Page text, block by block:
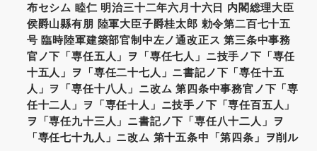
布セシム 睦仁 明治三十二年六月十六日 内閣総理大臣
侯爵山縣有朋 陸軍大臣子爵桂太郎 勅令第二百七十五
号 臨時陸軍建築部官制中左ノ通改正ス 第三条中事務
官ノ下「専任五人」ヲ「専任七人」ニ技手ノ下「専任
十五人」ヲ「専任二十七人」ニ書記ノ下「専任十五
人」ヲ「専任十八人」ニ改ム 第四条中事務官ノ下「専
任十二人」ヲ「専任十人」ニ技手ノ下「専任百五人」
ヲ「専任九十三人」ニ書記ノ下「専任八十二人」ヲ
「専任七十九人」ニ改ム 第十五条中「第四条」ヲ削ル